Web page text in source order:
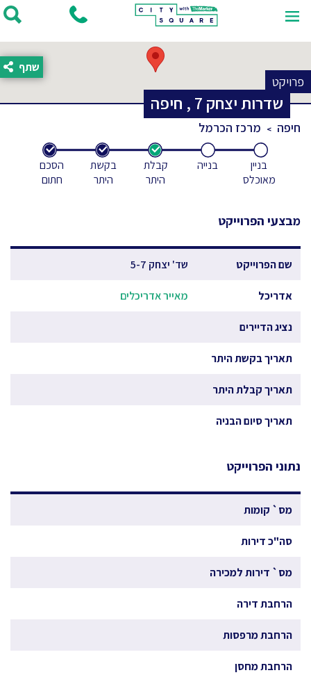
פרויקט
שדרות יצחק 7
, חיפה
שתף
חיפה מרכז הכרמל
בניין
מאוכלס
בנייה
קבלת
היתר
בקשת
היתר
הסכם
חתום
מבצעי הפרוייקט
שם הפרוייקט שד' יצחק 5-7
אדריכל מאייר אדריכלים
נציג הדיירים
תאריך בקשת היתר
תאריך קבלת היתר
תאריך סיום הבניה
נתוני הפרוייקט
מס` קומות
סה"כ דירות
מס` דירות למכירה
הרחבת דירה
הרחבת מרפסות
הרחבת מחסן